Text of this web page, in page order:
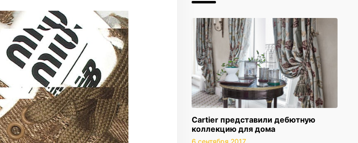
Cartier представили дебютную
коллекцию для дома
6 сентября 2017